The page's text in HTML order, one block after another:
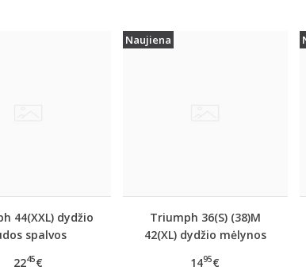
44(XXL) dydžio
spalvos
Control LSL Top
2245€
Naujiena
Triumph 36(S) (38)M
42(XL) dydžio mėlynos
medvilninė miego
1495€